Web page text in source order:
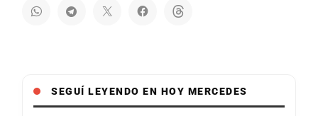
SEGUÍ LEYENDO EN HOY MERCEDES